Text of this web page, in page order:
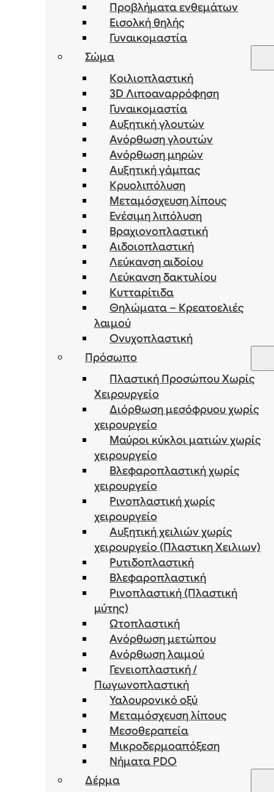
Προβλήματα ενθεμάτων
Εισολκή θηλής
Γυναικομαστία
Σώμα
Κοιλιοπλαστική
3D Λιποαναρρόφηση
Γυναικομαστία
Αυξητική γλουτών
Ανόρθωση γλουτών
Ανόρθωση μηρών
Αυξητική γάμπας
Κρυολιπόλυση
Μεταμόσχευση λίπους
Ενέσιμη λιπόλυση
Bραχιονοπλαστική
Αιδοιοπλαστική
Λεύκανση αιδοίου
Λεύκανση δακτυλίου
Κυτταρίτιδα
Θηλώματα – Κρεατοελιές
λαιμού
Ονυχοπλαστική
Πρόσωπο
Πλαστική Προσώπου Χωρίς
Χειρουργείο
Διόρθωση μεσόφρυου χωρίς
χειρουργείο
Μαύροι κύκλοι ματιών χωρίς
χειρουργείο
Βλεφαροπλαστική χωρίς
χειρουργείο
Ρινοπλαστική χωρίς
χειρουργείο
Αυξητική χειλιών χωρίς
χειρουργείο (Πλαστικη Χειλιων)
Ρυτιδοπλαστική
Βλεφαροπλαστική
Ρινοπλαστική (Πλαστική
μύτης)
Ωτοπλαστική
Ανόρθωση μετώπου
Ανόρθωση λαιμού
Γενειοπλαστική /
Πωγωνοπλαστική
Υαλουρονικό οξύ
Μεταμόσχευση λίπους
Μεσοθεραπεία
Μικροδερμοαπόξεση
Νήματα PDO
Δέρμα